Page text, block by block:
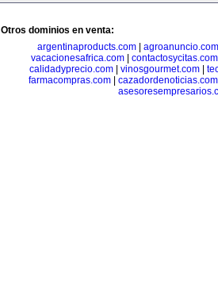
Otros dominios en venta:
argentinaproducts.com| agroanuncio.com
vacacionesafrica.com| contactosycitas.com
calidadyprecio.com
vinosgourmet.com
farmacompras.com
cazadordenoticias.com